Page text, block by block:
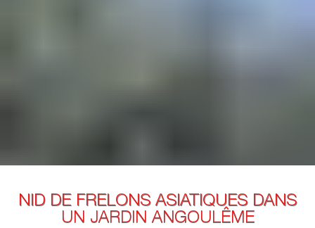
NID DE FRELONS ASIATIQUES DANS
UN JARDIN ANGOULÊME